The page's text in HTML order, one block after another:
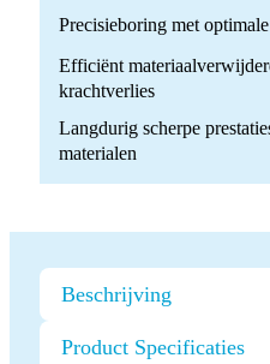
Precisieboring met
Efficiënt
krachtverlies
Langdurig scherpe
materialen
Beschrijving
Product Specificaties